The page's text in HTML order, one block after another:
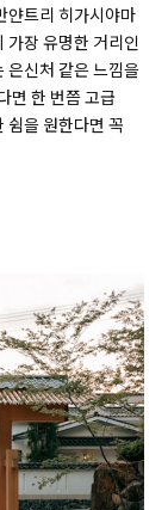
얀트리 히가시야마
가장 유명한 거리인
은신처 같은 느낌을
면 한 번쯤 고급
쉼을 원한다면 꼭